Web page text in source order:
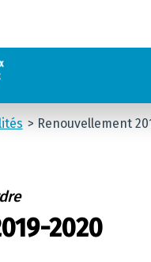
Renouvellement
2020